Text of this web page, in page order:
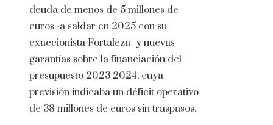
deuda de menos de 5 millones de
euros -a saldar en 2025 con su
exaccionista Fortaleza- y nuevas
garantías sobre la financiación del
presupuesto 2023-2024, cuya
previsión indicaba un déficit operativo
de 38 millones de euros sin traspasos.